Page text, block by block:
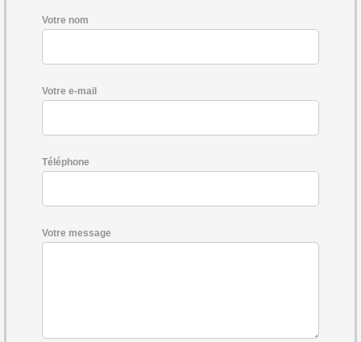
Votre nom
Votre e-mail
Téléphone
Votre message